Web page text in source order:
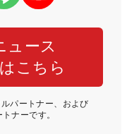
ュース
こちら
パートナー、および
ナーです。